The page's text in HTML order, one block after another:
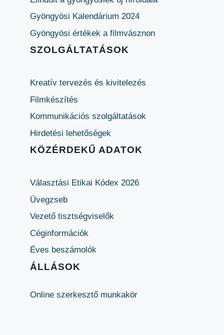
Gyöngyösi Kalendárium 2024
Gyöngyösi értékek a filmvásznon
SZOLGÁLTATÁSOK
Kreatív tervezés és kivitelezés
Filmkészítés
Kommunikációs szolgáltatások
Hirdetési lehetőségek
KÖZÉRDEKŰ ADATOK
Választási Etikai Kódex 2026
Üvegzseb
Vezető tisztségviselők
Céginformációk
Éves beszámolók
ÁLLÁSOK
Online szerkesztő munkakör